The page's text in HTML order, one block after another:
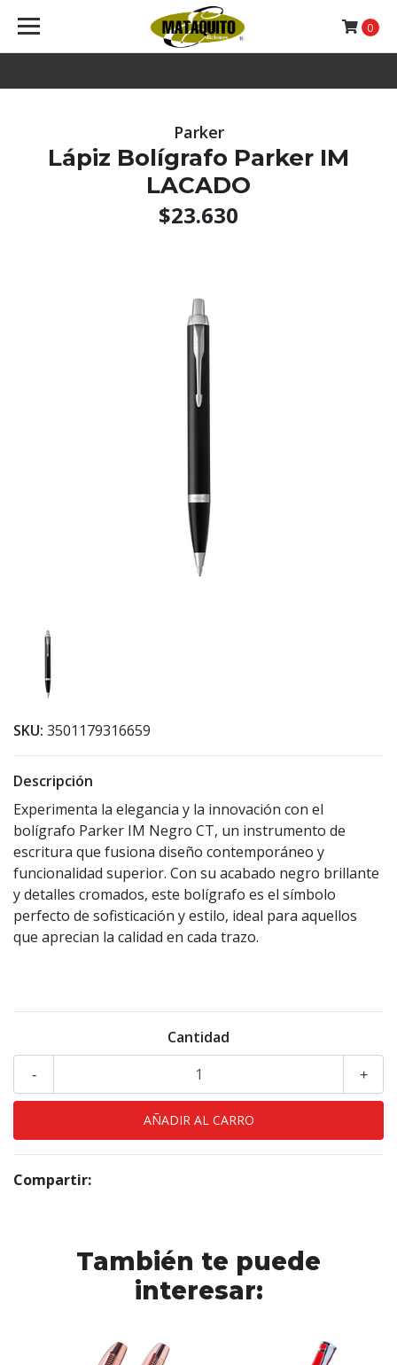
0
Parker
Lápiz Bolígrafo Parker IM
LACADO
$23.630
SKU: 3501179316659
Descripción
Experimenta la elegancia y la innovación con el
bolígrafo Parker IM Negro CT, un instrumento de
escritura que fusiona diseño contemporáneo y
funcionalidad superior. Con su acabado negro brillante
y detalles cromados, este bolígrafo es el símbolo
perfecto de sofisticación y estilo, ideal para aquellos
que aprecian la calidad en cada trazo.
Cantidad
+
-
Compartir:
También te puede
interesar: